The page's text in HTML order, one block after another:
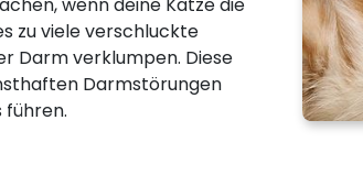
wenn deine Katze die
zu viele verschluckte
Darm verklumpen. Diese
Darmstörungen
führen.